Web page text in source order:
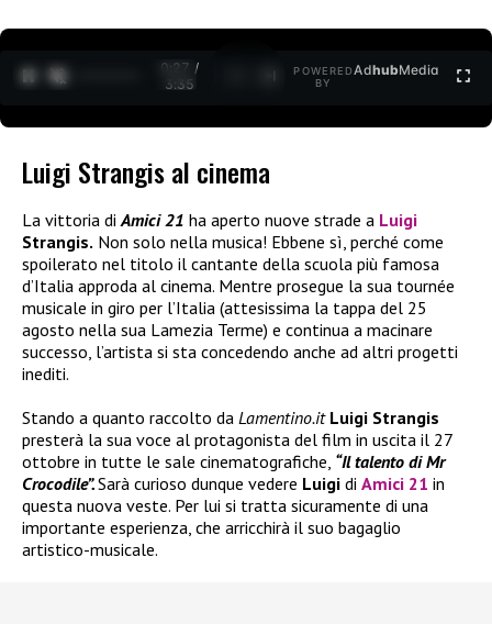
0:27 /
3:35
POWERED
BY
AdhubMedia
Luigi Strangis al cinema
La vittoria diAmici 21 ha aperto nuove strade a Luigi
Strangis. Non solo nella musica! Ebbene sì, perché come
spoilerato nel titolo il cantante della scuola più famosa
d’Italia approda al cinema. Mentre prosegue la sua tournée
musicale in giro per l’Italia (attesissima la tappa del 25
agosto nella sua Lamezia Terme) e continua a macinare
successo, l’artista si sta concedendo anche ad altri progetti
inediti.
Stando a quanto raccolto da Lamentino.it Luigi Strangis
presterà la sua voce al protagonista del film in uscita il 27
ottobre in tutte le sale cinematografiche, “Il talento di Mr
Crocodile”.Sarà curioso dunque vedere Luigi di Amici 21 in
questa nuova veste. Per lui si tratta sicuramente di una
importante esperienza, che arricchirà il suo bagaglio
artistico-musicale.